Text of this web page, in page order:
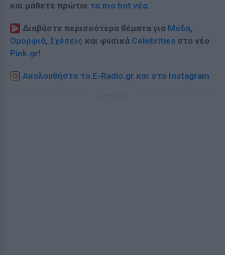
και μάθετε πρώτοι τα πιο hot νέα.
Διαβάστε περισσότερα θέματα για Μόδα,
Ομορφιά, Σχέσεις και φυσικά Celebrities στο νέο
Pink.gr!
Ακολουθήστε το E-Radio.gr και στο Instagram